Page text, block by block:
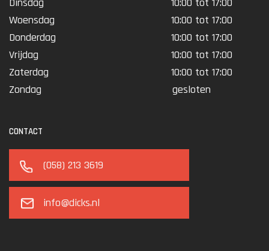
Woensdag
10:00 tot 17:00
Donderdag
10:00 tot 17:00
Vrijdag
10:00 tot 17:00
Zaterdag
10:00 tot 17:00
Zondag
gesloten
CONTACT
(058) 213 3619
info@dicks.nl